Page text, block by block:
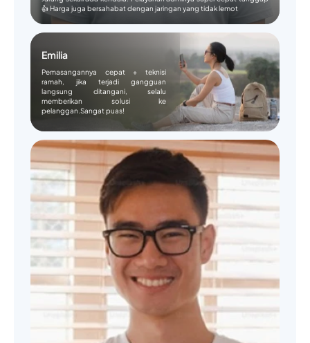
👍 Harga juga bersahabat dengan jaringan yang tidak lemot
Emilia
Pemasangannya cepat + teknisi
ramah, jika terjadi gangguan
langsung ditangani, selalu
memberikan solusi ke
pelanggan.Sangat puas!